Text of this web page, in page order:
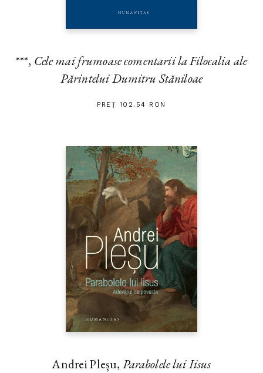
***, Cele mai frumoase comentarii la Filocalia ale
Părintelui Dumitru Stăniloae
PREȚ 102.54 RON
Andrei Pleșu, Parabolele lui Iisus